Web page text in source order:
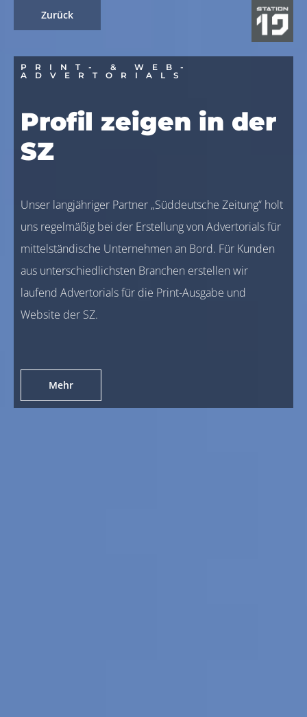
Zurück
PRINT- & WEB-
ADVERTORIALS
Profil zeigen in der
SZ
Unser langjähriger Partner „Süddeutsche Zeitung“ holt
uns regelmäßig bei der Erstellung von Advertorials für
mittelständische Unternehmen an Bord. Für Kunden
aus unterschiedlichsten Branchen erstellen wir
laufend Advertorials für die Print-Ausgabe und
Website der SZ.
Mehr